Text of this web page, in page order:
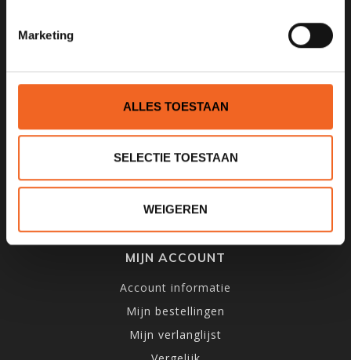
Marketing
ALLES TOESTAAN
SELECTIE TOESTAAN
WEIGEREN
Algemene voorwaarden
Privacy Policy
Impressie winkel
Kano-Groothandel
MIJN ACCOUNT
Account informatie
Mijn bestellingen
Mijn verlanglijst